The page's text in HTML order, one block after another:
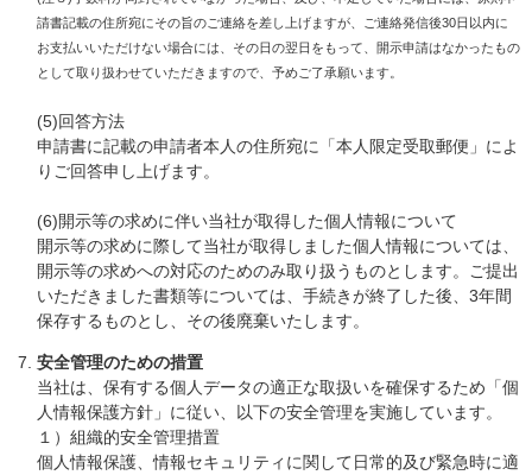
請書記載の住所宛にその旨のご連絡を差し上げますが、ご連絡発信後30日以内に
お支払いいただけない場合には、その日の翌日をもって、開示申請はなかったもの
として取り扱わせていただきますので、予めご了承願います。
(5)回答方法
申請書に記載の申請者本人の住所宛に「本人限定受取郵便」によ
りご回答申し上げます。
(6)開示等の求めに伴い当社が取得した個人情報について
開示等の求めに際して当社が取得しました個人情報については、
開示等の求めへの対応のためのみ取り扱うものとします。ご提出
いただきました書類等については、手続きが終了した後、3年間
保存するものとし、その後廃棄いたします。
安全管理のための措置
当社は、保有する個人データの適正な取扱いを確保するため「個
人情報保護方針」に従い、以下の安全管理を実施しています。
１）組織的安全管理措置
個人情報保護、情報セキュリティに関して日常的及び緊急時に適